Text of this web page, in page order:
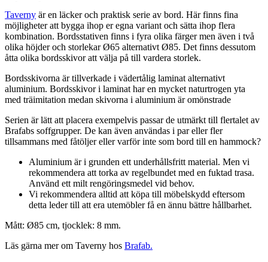
Taverny är en läcker och praktisk serie av bord. Här finns fina
möjligheter att bygga ihop er egna variant och sätta ihop flera
kombination. Bordsstativen finns i fyra olika färger men även i två
olika höjder och storlekar Ø65 alternativt Ø85. Det finns dessutom
åtta olika bordsskivor att välja på till vardera storlek.
Bordsskivorna är tillverkade i vädertålig laminat alternativt
aluminium. Bordsskivor i laminat har en mycket naturtrogen yta
med träimitation medan skivorna i aluminium är omönstrade
Serien är lätt att placera exempelvis passar de utmärkt till flertalet av
Brafabs soffgrupper. De kan även användas i par eller fler
tillsammans med fåtöljer eller varför inte som bord till en hammock?
Aluminium är i grunden ett underhållsfritt material. Men vi
rekommendera att torka av regelbundet med en fuktad trasa.
Använd ett milt rengöringsmedel vid behov.
Vi rekommendera alltid att köpa till möbelskydd eftersom
detta leder till att era utemöbler få en ännu bättre hållbarhet.
Mått: Ø85 cm, tjocklek: 8 mm.
Läs gärna mer om Taverny hos Brafab.